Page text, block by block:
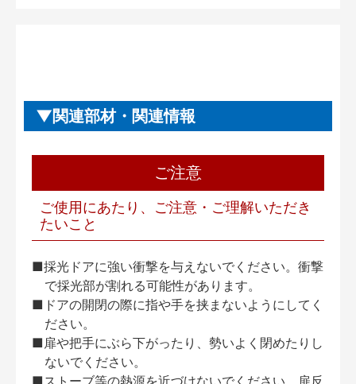
関連部材・関連情報
ご注意
ご使用にあたり、ご注意・ご理解いただき
たいこと
■採光ドアに強い衝撃を与えないでください。衝撃
で採光部が割れる可能性があります。
■ドアの開閉の際に指や手を挟まないようにしてく
ださい。
■扉や把手にぶら下がったり、勢いよく閉めたりし
ないでください。